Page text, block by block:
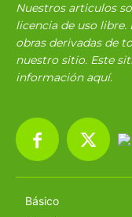
Nuestros articulos
licencia de uso
obras derivadas de
nuestro sitio. Este
información aquí.
Básico